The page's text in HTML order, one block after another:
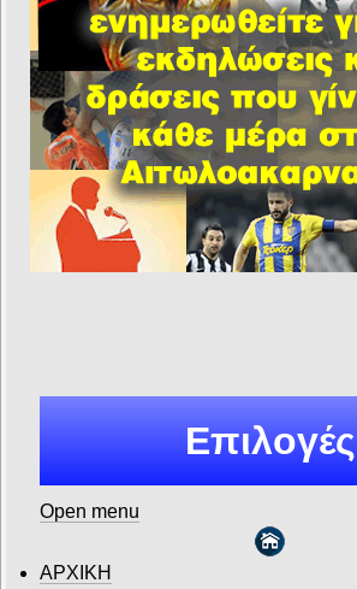
Επιλογές
Open menu
ΑΡΧΙΚΗ